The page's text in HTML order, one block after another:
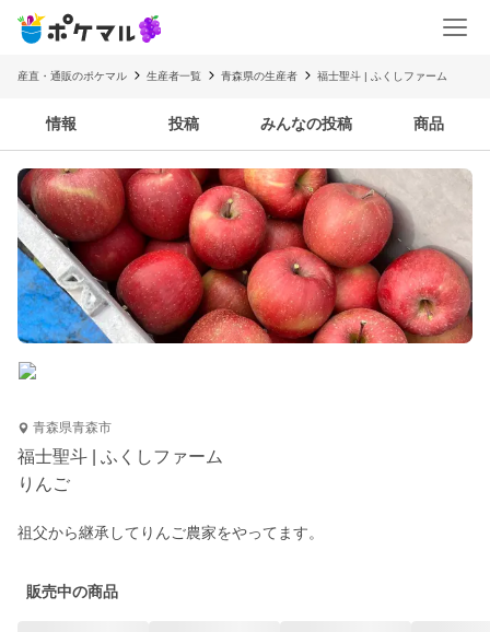
産直・通販のポケマル 生産者一覧 青森県の生産者 福士聖斗 | ふくしファーム
情報 投稿 みんなの投稿 商品
青森県青森市
福士聖斗 | ふくしファーム
りんご
祖父から継承してりんご農家をやってます。
販売中の商品